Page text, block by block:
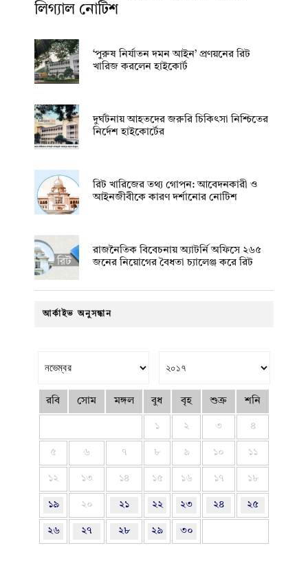
লিগ্যাল নোটিশ
‘পুরুষ নির্যাতন দমন আইন’ প্রণয়নের রিট
খারিজ করলেন হাইকোর্ট
দুর্ঘটনায় আহতদের জরুরি চিকিৎসা নিশ্চিতের
নির্দেশ হাইকোর্টের
রিট খারিজের তথ্য গোপন: আবেদনকারী ও
আইনজীবীকে কারণ দর্শানোর নোটিশ
রাজনৈতিক বিবেচনায় অ‍্যাটর্নি অফিসে ২৬৫
জনের নিয়োগের বৈধতা চ্যালেঞ্জ করে রিট
আর্কাইভ অনুসন্ধান
রবি সোম মঙ্গল বুধ বৃহ শুক্র শনি
১ ২ ৩ ৪
৫ ৬ ৭ ৮ ৯ ১০ ১১
১২ ১৩ ১৪ ১৫ ১৬ ১৭ ১৮
১৯ ২০ ২১ ২২ ২৩ ২৪ ২৫
২৬ ২৭ ২৮ ২৯ ৩০